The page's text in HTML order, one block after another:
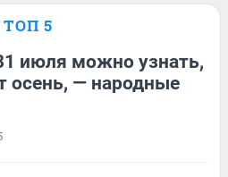
ТОП 5
июля можно узнать,
осень, — народные